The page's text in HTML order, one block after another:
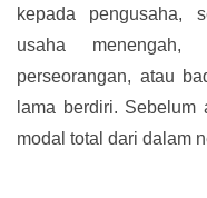
kepada pengusaha,
usaha
perseorangan, atau
lama berdiri. Sebelum
modal total dari dalam